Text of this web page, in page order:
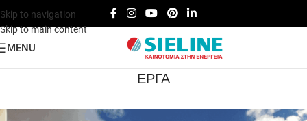
Skip to navigation
Skip to main content
MENU
ΕΡΓΑ